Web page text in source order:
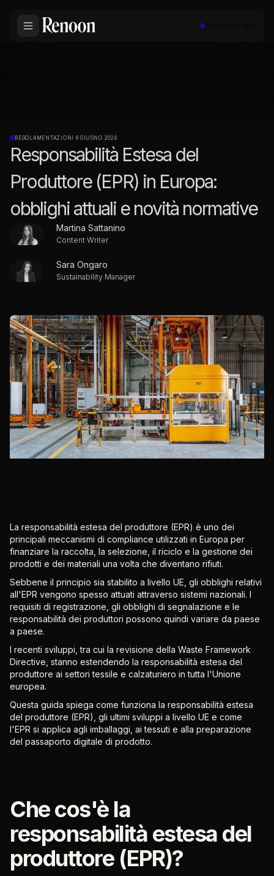
REGOLAMENTAZIONI ·9 GIUGNO 2026
Responsabilità Estesa del
Produttore (EPR) in Europa:
obblighi attuali e novità normative
Martina Sattanino
Content Writer
Sara Ongaro
Sustainability Manager
La responsabilità estesa del produttore (EPR) è uno dei
principali meccanismi di compliance utilizzati in Europa per
finanziare la raccolta, la selezione, il riciclo e la gestione dei
prodotti e dei materiali una volta che diventano rifiuti.
Sebbene il principio sia stabilito a livello UE, gli obblighi relativi
all'EPR vengono spesso attuati attraverso sistemi nazionali. I
requisiti di registrazione, gli obblighi di segnalazione e le
responsabilità dei produttori possono quindi variare da paese
a paese.
I recenti sviluppi, tra cui la revisione della Waste Framework
Directive, stanno estendendo la responsabilità estesa del
produttore ai settori tessile e calzaturiero in tutta l'Unione
europea.
Questa guida spiega come funziona la responsabilità estesa
del produttore (EPR), gli ultimi sviluppi a livello UE e come
l'EPR si applica agli imballaggi, ai tessuti e alla preparazione
del passaporto digitale di prodotto.
Che cos'è la
responsabilità estesa del
produttore (EPR)?